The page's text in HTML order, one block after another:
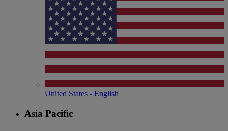
United States - English
Asia Pacific